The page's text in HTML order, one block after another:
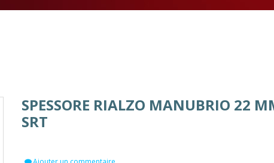
SPESSORE RIALZO MANUBRIO 22
SRT